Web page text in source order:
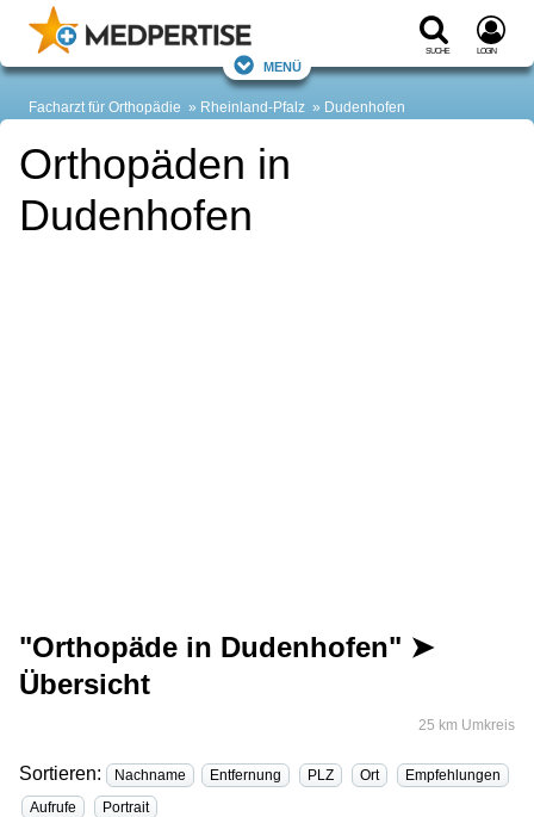
Suche Login
Menü
Facharzt für Orthopädie Rheinland-Pfalz Dudenhofen
Orthopäden in
Dudenhofen
"Orthopäde in Dudenhofen" ➤
Übersicht
25 km Umkreis
Sortieren: Nachname Entfernung PLZ Ort
Empfehlungen
Aufrufe
Portrait